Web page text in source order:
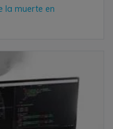
la muerte en